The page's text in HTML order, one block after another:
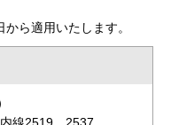
ら適用いたします。